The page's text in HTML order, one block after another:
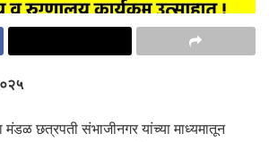
मंडळ छत्रपती संभाजीनगर यांच्या माध्यमातून